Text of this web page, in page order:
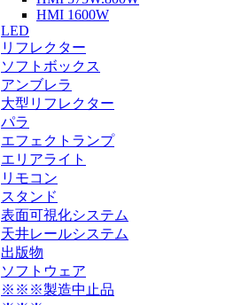
HMI 1600W
LED
リフレクター
ソフトボックス
アンブレラ
大型リフレクター
パラ
エフェクトランプ
エリアライト
リモコン
スタンド
表面可視化システム
天井レールシステム
出版物
ソフトウェア
※※※製造中止品